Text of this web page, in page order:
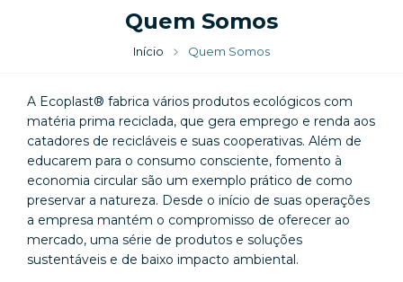
Quem Somos
Início Quem Somos
A Ecoplast® fabrica vários produtos ecológicos com
matéria prima reciclada, que gera emprego e renda aos
catadores de recicláveis e suas cooperativas. Além de
educarem para o consumo consciente, fomento à
economia circular são um exemplo prático de como
preservar a natureza. Desde o início de suas operações
a empresa mantém o compromisso de oferecer ao
mercado, uma série de produtos e soluções
sustentáveis e de baixo impacto ambiental.